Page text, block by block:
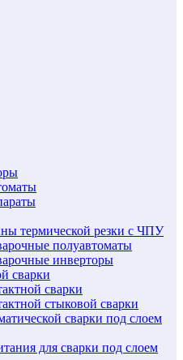
термической резки с ЧПУ
полуавтоматы
инверторы
сварки
сварки
стыковой сварки
сварки под слоем
для сварки под слоем